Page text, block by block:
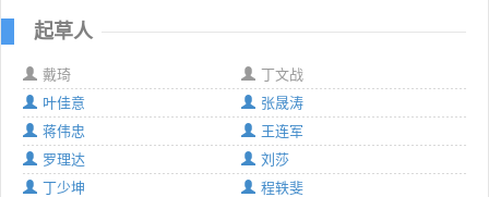
起草人
戴琦
丁文战
叶佳意
张晟涛
蒋伟忠
王连军
罗理达
刘莎
丁少坤
程轶斐